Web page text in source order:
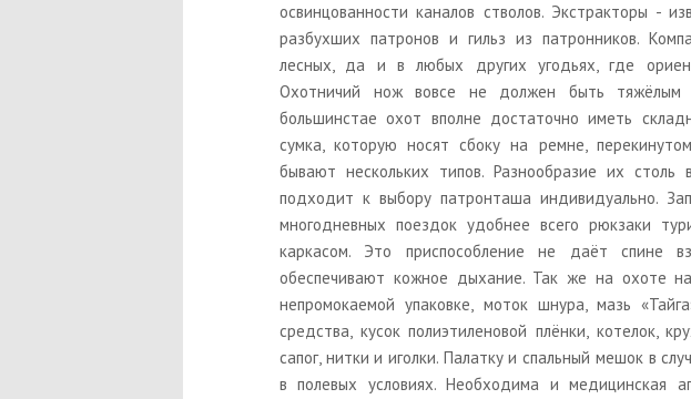
освинцованности каналов стволов. Экстракторы -
разбухших патронов и гильз из патронников.
лесных, да и в любых других угодьях, где
Охотничий нож вовсе не должен быть
большинстае охот вполне достаточно иметь
сумка, которую носят сбоку на ремне,
бывают нескольких типов. Разнообразие их
подходит к выбору патронташа индивидуально.
многодневных поездок удобнее всего рюкзаки
каркасом. Это приспособление не даёт спине
обеспечивают кожное дыхание. Так же на охоте
непромокаемой упаковке, моток шнура, мазь
средства, кусок полиэтиленовой плёнки, котелок,
сапог, нитки и иголки. Палатку и спальный мешок в
в полевых условиях. Необходима и медицинская